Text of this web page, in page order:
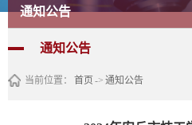
通知公告
通知公告
当前位置： 首页-> 通知公告